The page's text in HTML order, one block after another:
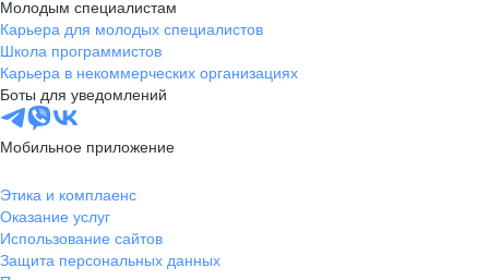
Молодым специалистам
Карьера для молодых специалистов
Школа программистов
Карьера в некоммерческих организациях
Боты для уведомлений
Мобильное приложение
Этика и комплаенс
Оказание услуг
Использование сайтов
Защита персональных данных